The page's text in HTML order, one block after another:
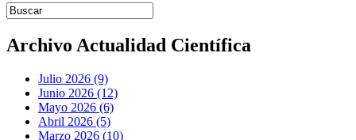
Introduce términos de búsqueda
Archivo Actualidad Científica
Julio 2026 (9)
Junio 2026 (12)
Mayo 2026 (6)
Abril 2026 (5)
Marzo 2026 (10)